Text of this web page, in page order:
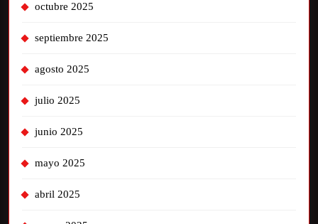
octubre 2025
septiembre 2025
agosto 2025
julio 2025
junio 2025
mayo 2025
abril 2025